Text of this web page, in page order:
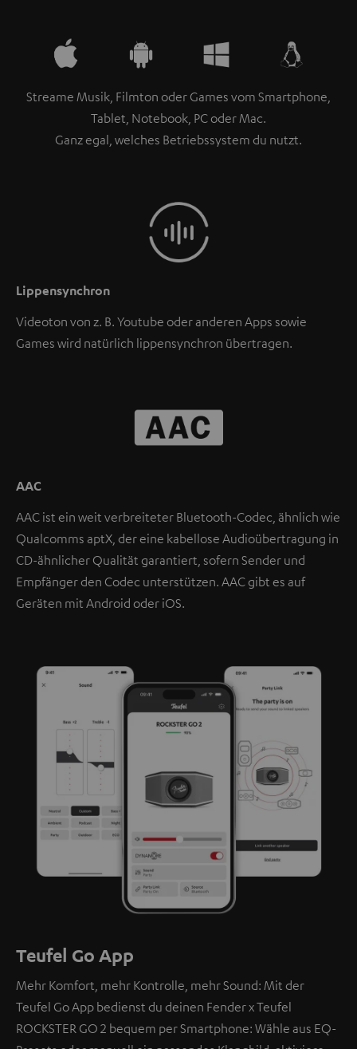
Streame Musik, Filmton oder Games vom Smartphone,
Tablet, Notebook, PC oder Mac.
Ganz egal, welches Betriebssystem du nutzt.
Lippensynchron
Videoton von z. B. Youtube oder anderen Apps sowie
Games wird natürlich lippensynchron übertragen.
AAC
AAC ist ein weit verbreiteter Bluetooth-Codec, ähnlich wie
Qualcomms aptX, der eine kabellose Audioübertragung in
CD-ähnlicher Qualität garantiert, sofern Sender und
Empfänger den Codec unterstützen. AAC gibt es auf
Geräten mit Android oder iOS.
Teufel Go App
Mehr Komfort, mehr Kontrolle, mehr Sound: Mit der
Teufel Go App bedienst du deinen Fender x Teufel
ROCKSTER GO 2 bequem per Smartphone: Wähle aus EQ-